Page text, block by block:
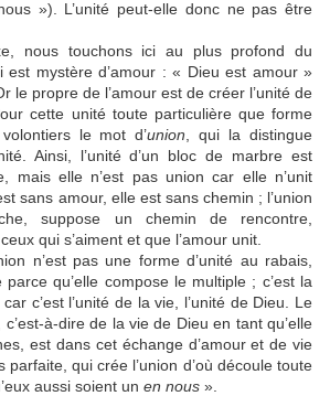
»). L’unité peut-elle donc ne pas être
nous touchons ici au plus profond du
est mystère d’amour : « Dieu est amour »
le propre de l’amour est de créer l’unité de
cette unité toute particulière que forme
le mot d’union , qui la distingue
Ainsi, l’unité d’un bloc de marbre est
mais elle n’est pas union car elle n’unit
sans amour, elle est sans chemin ; l’union
suppose un chemin de rencontre,
qui s’aiment et que l’amour unit.
n’est pas une forme d’unité au rabais,
qu’elle compose le multiple ; c’est la
c’est l’unité de la vie, l’unité de Dieu. Le
à-dire de la vie de Dieu en tant qu’elle
est dans cet échange d’amour et de vie
parfaite, qui crée l’union d’où découle toute
aussi soient un en nous ».